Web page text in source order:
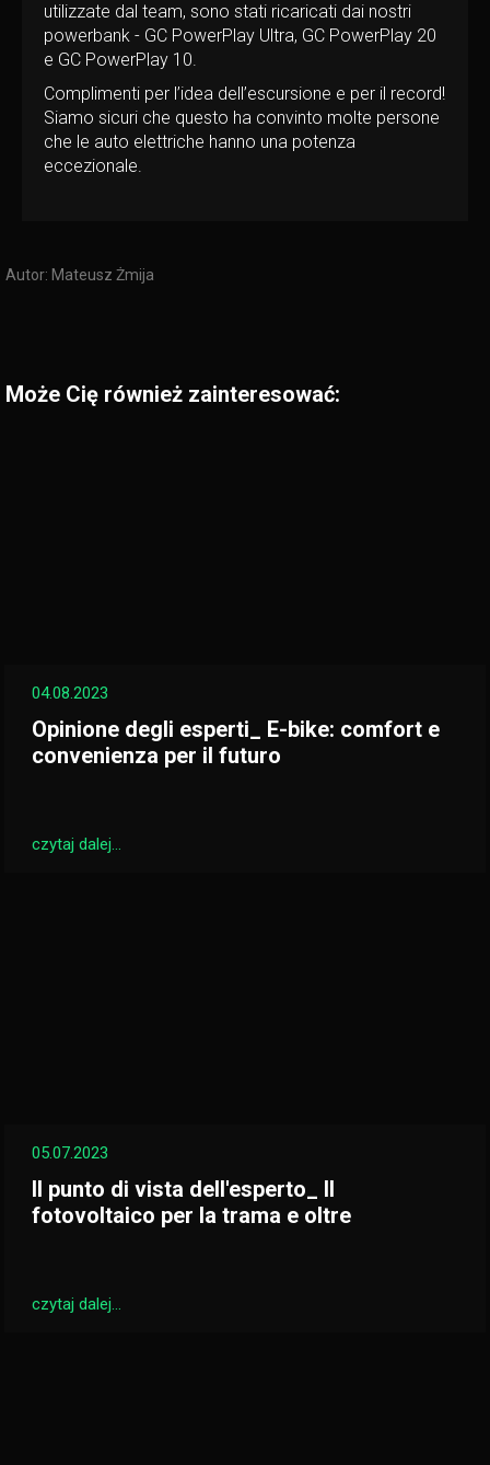
utilizzate dal team, sono stati ricaricati dai nostri
powerbank - GC PowerPlay Ultra, GC PowerPlay 20
e GC PowerPlay 10.
Complimenti per l’idea dell’escursione e per il record!
Siamo sicuri che questo ha convinto molte persone
che le auto elettriche hanno una potenza
eccezionale.
Autor: Mateusz Żmija
Może Cię również zainteresować:
04.08.2023
Opinione degli esperti_ E-bike: comfort e
convenienza per il futuro
czytaj dalej...
05.07.2023
Il punto di vista dell'esperto_ Il
fotovoltaico per la trama e oltre
czytaj dalej...